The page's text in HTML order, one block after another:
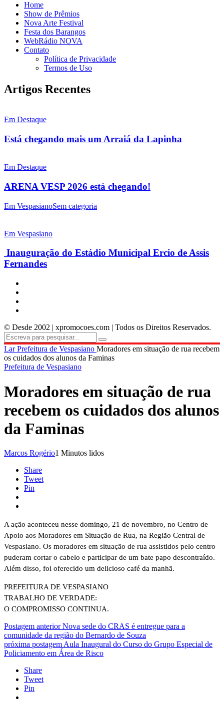
Home
Show de Prêmios
Nova Arte Festival
Festa dos Barangos
WebRádio NOVA
Contato
Política de Privacidade
Termos de Uso
Artigos Recentes
Em Destaque
Está chegando mais um Arraiá da Lapinha
Em Destaque
ARENA VESP 2026 está chegando!
Em VespasianoSem categoria
Em Vespasiano
Inauguração do Estádio Municipal Ercio de Assis
Fernandes
© Desde 2002 | xpromocoes.com | Todos os Direitos Reservados.
LarPrefeitura de Vespasiano Moradores em situação de rua recebem
os cuidados dos alunos da Faminas
Prefeitura de Vespasiano
Moradores em situação de rua
recebem os cuidados dos alunos
da Faminas
Marcos Rogério1 Minutos lidos
Share
Tweet
Pin
A ação aconteceu nesse domingo, 21 de novembro, no Centro de
Apoio aos Moradores em Situação de Rua, na Região Central de
Vespasiano. Os moradores em situação de rua assistidos pelo centro
puderam cortar o cabelo e participar de um bate papo descontraído.
Além disso, foi oferecido um delicioso café da manhã.
PREFEITURA DE VESPASIANO
TRABALHO DE VERDADE:
O COMPROMISSO CONTINUA.
Postagem anterior Nova sede do CRAS é entregue para a
comunidade da região do Bernardo de Souza
próxima postagem Aula Inaugural do Curso do Grupo Especial de
Policiamento em Área de Risco
Share
Tweet
Pin